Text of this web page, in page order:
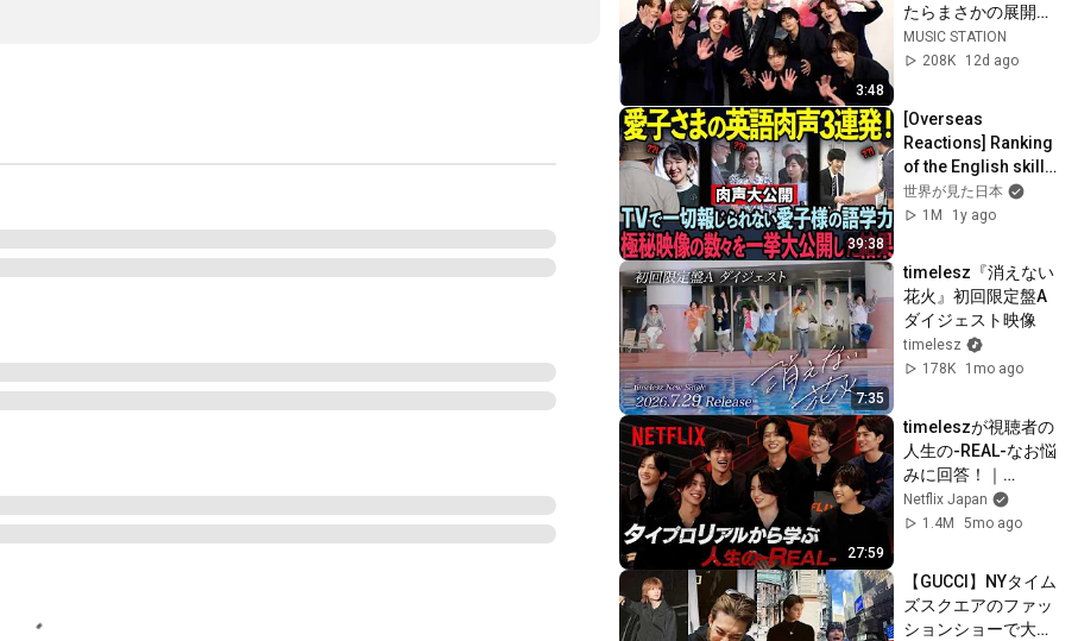
3:48
たらまさかの展開
【Mステ】
MUSIC STATION
208K
12d ago
39:38
[Overseas
Reactions] Ranking
of the English skills
of the three
revealed! Shocking
世界が見た日本
1M
1y ago
7:35
timelesz『消えない
花火』初回限定盤A
ダイジェスト映像
timelesz
178K
1mo ago
27:59
timeleszが視聴者の
人生の-REAL-なお悩
みに回答！｜
timelesz project -
REAL- | Netflix
Netflix Japan
1.4M
5mo ago
【GUCCI】NYタイム
ズスクエアのファッ
ションショーで大変